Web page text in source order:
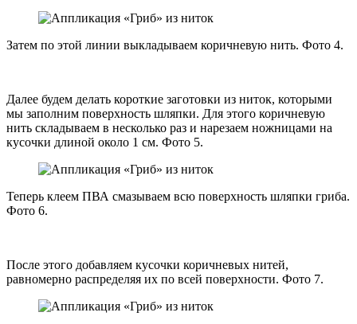
Затем по этой линии выкладываем коричневую нить. Фото 4.
Далее будем делать короткие заготовки из ниток, которыми
мы заполним поверхность шляпки. Для этого коричневую
нить складываем в несколько раз и нарезаем ножницами на
кусочки длиной около 1 см. Фото 5.
Теперь клеем ПВА смазываем всю поверхность шляпки гриба.
Фото 6.
После этого добавляем кусочки коричневых нитей,
равномерно распределяя их по всей поверхности. Фото 7.